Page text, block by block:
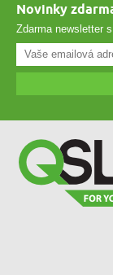
Novinky
Zdarma newsletter